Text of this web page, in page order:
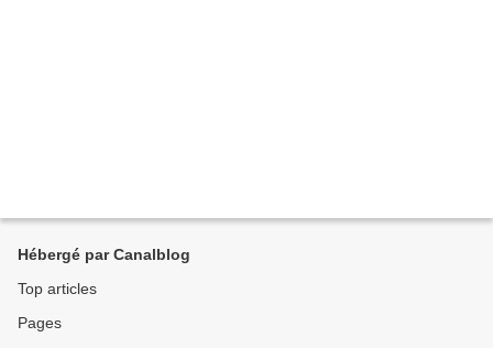
Hébergé par Canalblog
Top articles
Pages